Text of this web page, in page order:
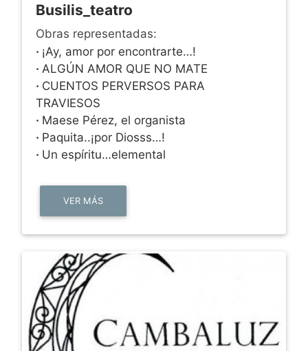
Busilis_teatro
Obras representadas:
· ¡Ay, amor por encontrarte…!
· ALGÚN AMOR QUE NO MATE
· CUENTOS PERVERSOS PARA
TRAVIESOS
· Maese Pérez, el organista
· Paquita..¡por Diosss…!
· Un espíritu…elemental
VER MÁS